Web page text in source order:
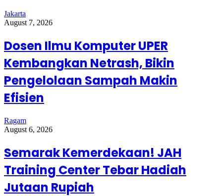
Jakarta
August 7, 2026
Dosen Ilmu Komputer UPER
Kembangkan Netrash, Bikin
Pengelolaan Sampah Makin
Efisien
Ragam
August 6, 2026
Semarak Kemerdekaan! JAH
Training Center Tebar Hadiah
Jutaan Rupiah